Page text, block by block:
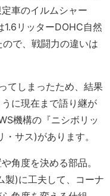
車のイルムシャー
リッターDOHC自然
で、戦闘力の違いは
てしまったため、結果
に現在まで語り継が
機構の『ニシボリッ
サス)があります。
角度を決める部品。
製)に工夫して、コーナ